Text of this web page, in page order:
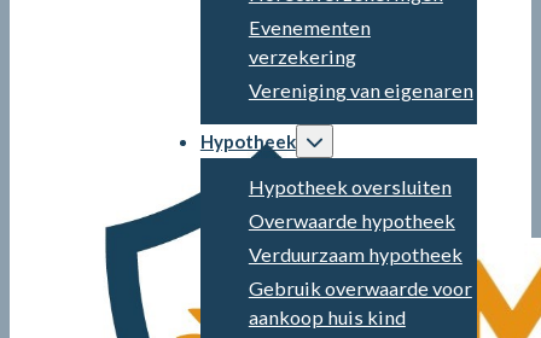
Evenementen
verzekering
Vereniging van eigenaren
Hypotheek
Hypotheek oversluiten
Overwaarde hypotheek
Verduurzaam hypotheek
Gebruik overwaarde voor
aankoop huis kind